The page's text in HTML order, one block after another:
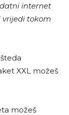
internet
vrijedi tokom
XXL možeš
možeš